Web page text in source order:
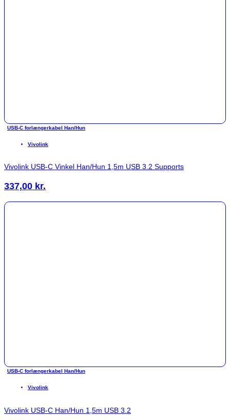
USB-C forlængerkabel Han/Hun
Vivolink
Vivolink USB-C Vinkel Han/Hun 1,5m USB 3.2 Supports
337,00 kr.
USB-C forlængerkabel Han/Hun
Vivolink
Vivolink USB-C Han/Hun 1,5m USB 3.2